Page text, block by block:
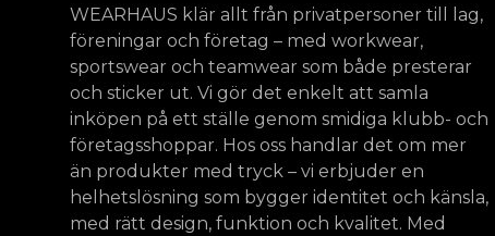
WEARHAUS klär allt från privatpersoner till lag,
föreningar och företag – med workwear,
sportswear och teamwear som både presterar
och sticker ut. Vi gör det enkelt att samla
inköpen på ett ställe genom smidiga klubb- och
företagsshoppar. Hos oss handlar det om mer
än produkter med tryck – vi erbjuder en
helhetslösning som bygger identitet och känsla,
med rätt design, funktion och kvalitet. Med